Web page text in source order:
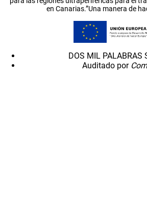
en Canarias.”Una manera de
DOS MIL PALABRAS
Auditado por